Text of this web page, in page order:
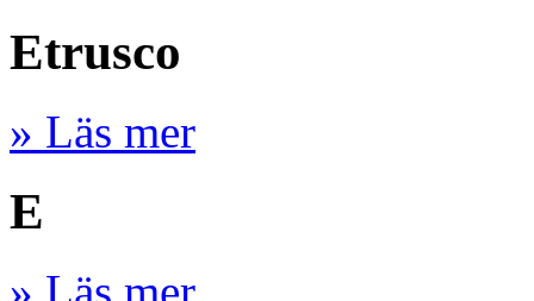
Etrusco
» Läs mer
E